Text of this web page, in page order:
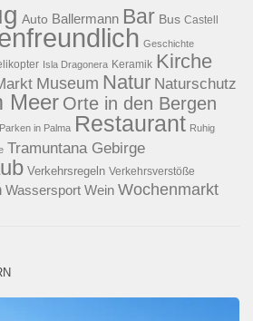
Auto Ballermann Bar Bus Castell
Geschichte
Isla Dragonera Keramik Kirche
Museum Natur Naturschutz
Meer Orte in den Bergen
Parken in Palma Restaurant Ruhig
Tramuntana Gebirge
Verkehrsregeln Verkehrsverstöße
Wassersport Wein Wochenmarkt